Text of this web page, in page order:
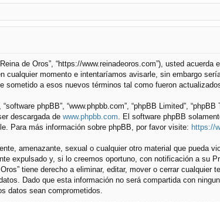
de Oros”, “https://www.reinadeoros.com”), usted
cualquier momento e intentaríamos avisarle, sin embargo
a esos nuevos términos tal como fueron
phpBB”, “www.phpbb.com”, “phpBB Limited”,
descargada de www.phpbb.com . El software phpBB
Para más información sobre phpBB, por favor visite: https://
amenazante, sexual o cualquier otro material que pueda
expulsado y, si lo creemos oportuno, con notificación a su
tiene derecho a eliminar, editar, mover o cerrar
Dado que esta información no será compartida con
datos sean comprometidos.